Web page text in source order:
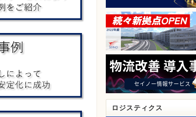
ロジスティクス